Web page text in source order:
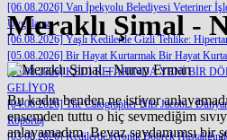
[06.08.2026] Van İpekyolu Belediyesi Veteriner
Uygulama
[06.08.2026] Yaşlı Kedilerde Gizli Tehlike:
[05.08.2026] Bir Hayat Kurtarmak Bir Hayat
[05.08.2026] KEDİ REFAHINDA YENİ BİR
GELİYOR
[04.08.2026] The Catographer Nils Jacobi :
Röportaj
[03.08.2026] Kedilerde Kronik Böbrek
Meraklı Şimal -
Bu kadın benden ne istiyor
ensemden tuttu o hiç sevmediğim
anlayamadım. Beyaz saydamımsı bir